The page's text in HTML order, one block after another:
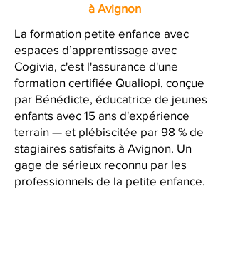
à Avignon
La formation petite enfance avec
espaces d’apprentissage avec
Cogivia, c'est l'assurance d'une
formation certifiée Qualiopi, conçue
par Bénédicte, éducatrice de jeunes
enfants avec 15 ans d'expérience
terrain — et plébiscitée par 98 % de
stagiaires satisfaits à Avignon. Un
gage de sérieux reconnu par les
professionnels de la petite enfance.